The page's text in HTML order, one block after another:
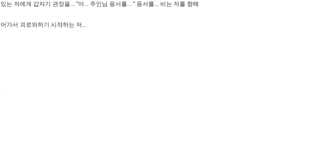
저에게 갑자기 관장을... "아... 주인님 용서를... " 용서를... 비는 저를 향해
가서 괴로와하기 시작하는 저...